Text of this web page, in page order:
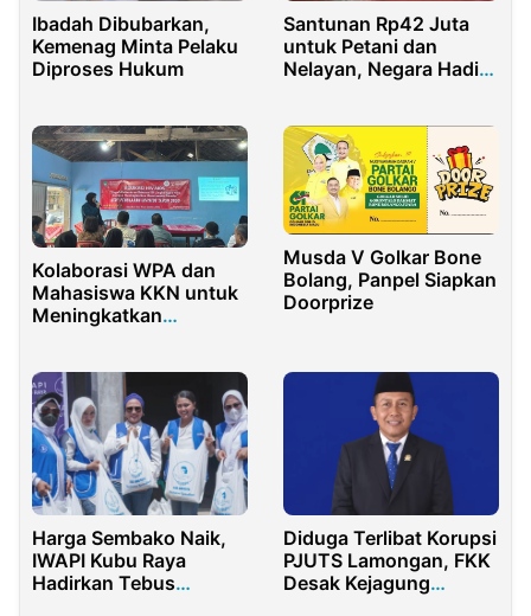
Ibadah Dibubarkan,
Kemenag Minta Pelaku
Diproses Hukum
Santunan Rp42 Juta
untuk Petani dan
Nelayan, Negara Hadir
Kolaborasi WPA dan
Mahasiswa KKN untuk
Meningkatkan
Seksual
Musda V Golkar Bone
Bolang, Panpel Siapkan
Doorprize
Harga Sembako Naik,
IWAPI Kubu Raya
Hadirkan Tebus
Diduga Terlibat Korupsi
PJUTS Lamongan, FKK
Desak Kejagung